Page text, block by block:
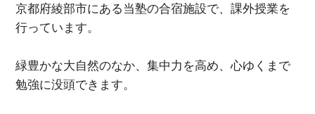
京都府綾部市にある当塾の合宿施設で、課外授業を
行っています。
緑豊かな大自然のなか、集中力を高め、心ゆくまで
勉強に没頭できます。